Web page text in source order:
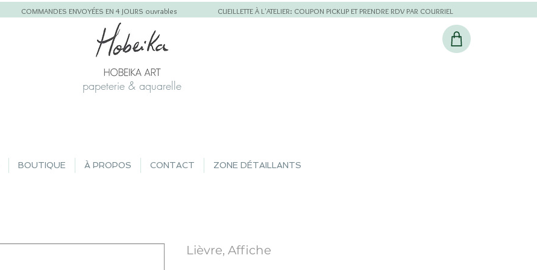
COMMANDES ENVOYÉES EN 4 JOURS ouvrables CUEILLETTE À L'ATELIER: COUPON PICKUP ET PRENDRE RDV PAR COURRIEL
papeterie & aquarelle
BOUTIQUE À PROPOS CONTACT ZONE DÉTAILLANTS
Lièvre, Affiche